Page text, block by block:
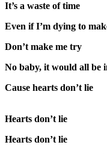
It’s a waste of time
Even if I’m dying to
Don’t make me try
No baby, it would all be
Cause hearts don’t lie
Hearts don’t lie
Hearts don’t lie